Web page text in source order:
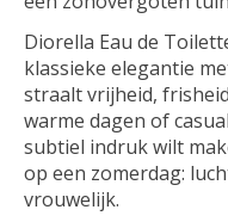
Diorella Eau de
klassieke elegantie
straalt vrijheid,
warme dagen of
subtiel indruk wilt
op een zomerdag:
vrouwelijk.